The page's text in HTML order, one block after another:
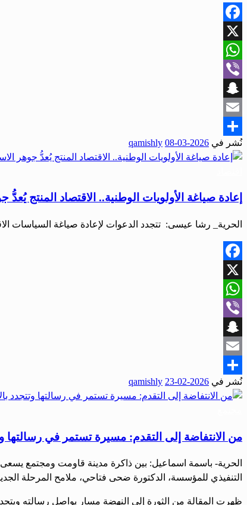
Facebook
X
WhatsApp
Viber
Snapchat
Email
Share
نُشر في 2026-03-08
qamishly
إعادة صياغة الأولويات الوطنية.. الاقتصاد المنتج يُعدُّ
الحرية_ رشا عيسى: تتجدد الدعوات لإعادة صياغة السياسات
Facebook
X
WhatsApp
Viber
Snapchat
Email
Share
نُشر في 2026-02-23
qamishly
من الانتفاضة إلى التقدم: مسيرة تستمر في رسالتها
الحرية- باسمة اسماعيل: بين ذاكرة مدينة قاومت ومجتمع
التنفيذي للمؤسسة، الدكتورة ضحى فتاحي، ملامح المرحلة
ظهرت المقالة من الثورة إلى النهضة مسار يواصل رسالته